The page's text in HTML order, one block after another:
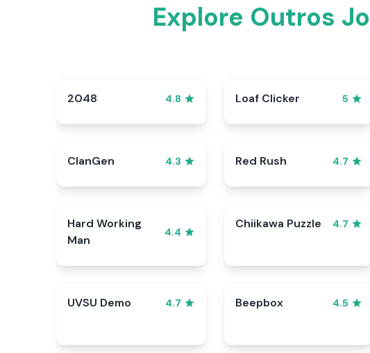
Explore Outros
2048 4.8 Loaf Clicker 5
ClanGen 4.3 Red Rush 4.7
Hard Working
Man
4.4
Chiikawa Puzzle 4.7
UVSU Demo 4.7 Beepbox 4.5